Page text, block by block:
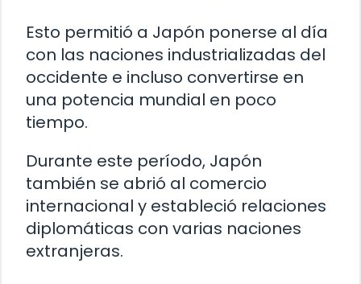
Esto permitió a Japón ponerse al día
con las naciones industrializadas del
occidente e incluso convertirse en
una potencia mundial en poco
tiempo.
Durante este período, Japón
también se abrió al comercio
internacional y estableció relaciones
diplomáticas con varias naciones
extranjeras.